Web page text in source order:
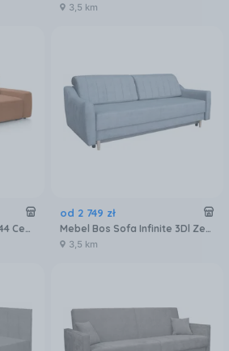
3,5 km
Piaski Sofa Bouli Raven 44 Ceglasta
od 2 749 zł
Mebel Bos Sofa Infinite 3Dl Zetta 299 Buk Szara 100471880
3,5 km